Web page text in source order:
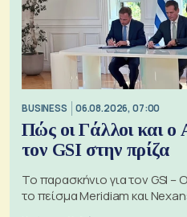
BUSINESS 06.08.2026, 07:00
Πώς οι Γάλλοι και
τον GSI στην πρίζα
Το παρασκήνιο για τον GSI
το πείσμα Meridiam και